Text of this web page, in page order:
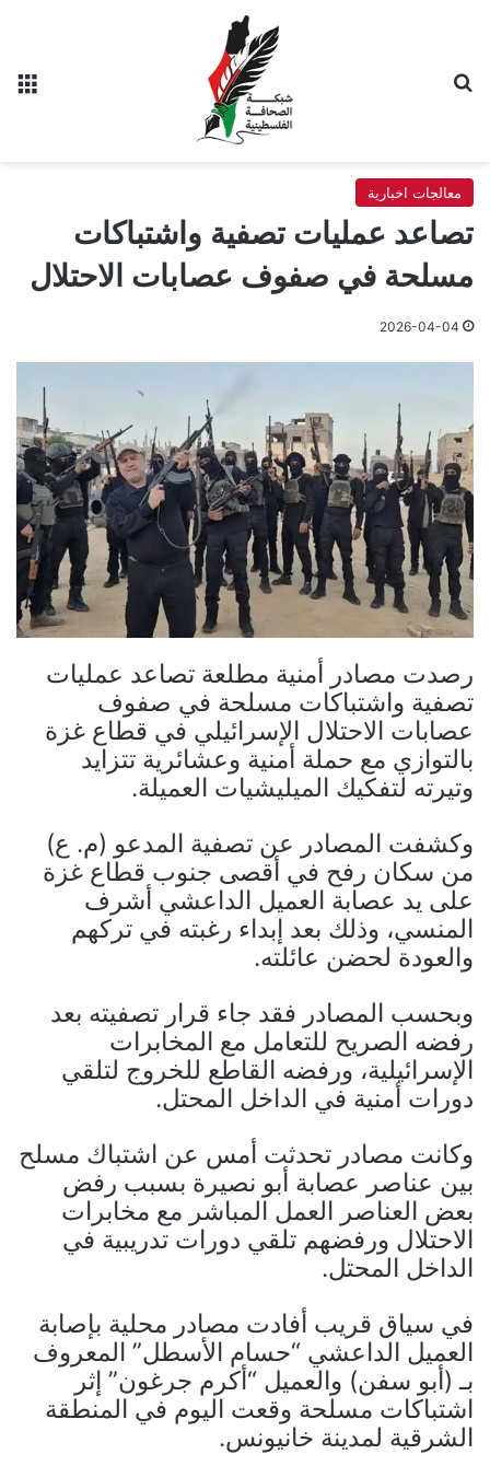
معالجات اخبارية
تصاعد عمليات تصفية واشتباكات
مسلحة في صفوف عصابات الاحتلال
2026-04-04
رصدت مصادر أمنية مطلعة تصاعد عمليات
تصفية واشتباكات مسلحة في صفوف
عصابات الاحتلال الإسرائيلي في قطاع غزة
بالتوازي مع حملة أمنية وعشائرية تتزايد
وتيرته لتفكيك الميليشيات العميلة.
وكشفت المصادر عن تصفية المدعو (م. ع)
من سكان رفح في أقصى جنوب قطاع غزة
على يد عصابة العميل الداعشي أشرف
المنسي، وذلك بعد إبداء رغبته في تركهم
والعودة لحضن عائلته.
وبحسب المصادر فقد ​جاء قرار تصفيته بعد
رفضه الصريح للتعامل مع المخابرات
الإسرائيلية، ورفضه القاطع للخروج لتلقي
دورات أمنية في الداخل المحتل.
وكانت مصادر تحدثت أمس عن اشتباك مسلح
بين عناصر عصابة أبو نصيرة بسبب رفض
بعض العناصر العمل المباشر مع مخابرات
الاحتلال ورفضهم تلقي دورات تدريبية في
الداخل المحتل.
في سياق قريب أفادت مصادر محلية بإصابة
العميل الداعشي “حسام الأسطل” المعروف
بـ (أبو سفن) والعميل “أكرم جرغون” إثر
اشتباكات مسلحة وقعت اليوم في المنطقة
الشرقية لمدينة خانيونس.